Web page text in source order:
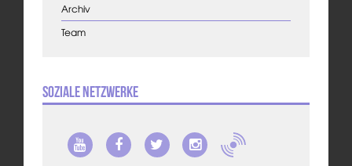
Archiv
Team
Soziale Netzwerke